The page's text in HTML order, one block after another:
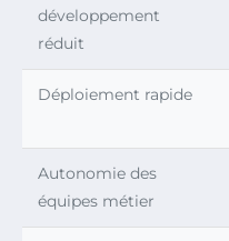
développement
réduit
Déploiement rapide
Autonomie des
équipes métier